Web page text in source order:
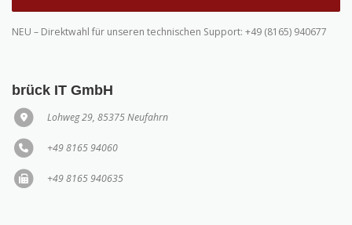
NEU – Direktwahl für unseren technischen Support: +49 (8165) 940677
brück IT GmbH
Lohweg 29, 85375 Neufahrn
+49 8165 94060
+49 8165 940635